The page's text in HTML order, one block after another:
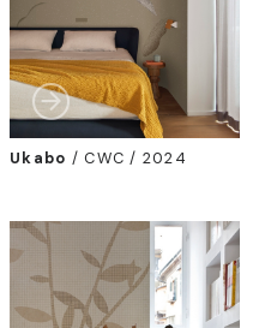
Ukabo /CWC / 2024